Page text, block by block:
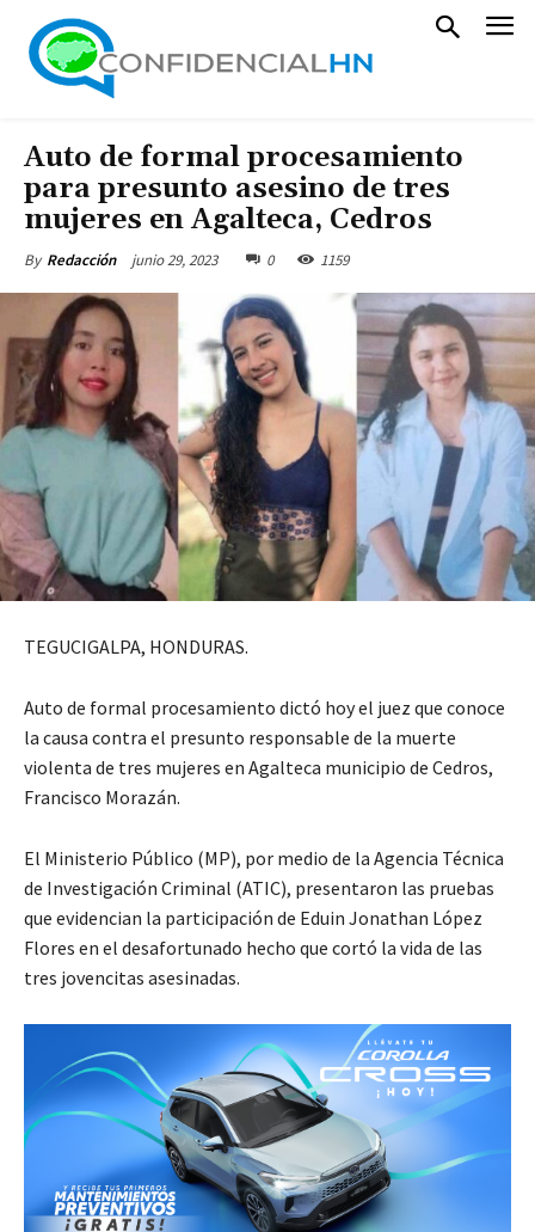
Auto de formal procesamiento
para presunto asesino de tres
mujeres en Agalteca, Cedros
By Redacción junio 29, 2023 0 1159
TEGUCIGALPA, HONDURAS.
Auto de formal procesamiento dictó hoy el juez que conoce
la causa contra el presunto responsable de la muerte
violenta de tres mujeres en Agalteca municipio de Cedros,
Francisco Morazán.
El Ministerio Público (MP), por medio de la Agencia Técnica
de Investigación Criminal (ATIC), presentaron las pruebas
que evidencian la participación de Eduin Jonathan López
Flores en el desafortunado hecho que cortó la vida de las
tres jovencitas asesinadas.